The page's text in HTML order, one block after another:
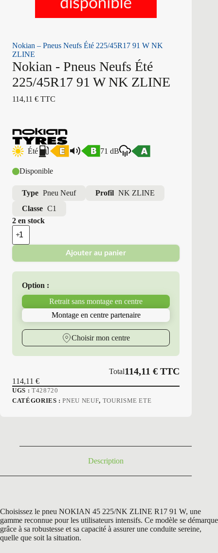
Nokian – Pneus Neufs Été 225/45R17 91 W NK
ZLINE
Nokian - Pneus Neufs Été
225/45R17 91 W NK ZLINE
114,11 € TTC
Été 71 dB
Disponible
Type Pneu Neuf Profil NK ZLINE
Classe C1
2 en stock
quantité
de
Nokian
Pneus
Neufs
225/45R17
NK
ZLINE
Ajouter au panier
Option :
Retrait sans montage en centre
Montage en centre partenaire
Choisir mon centre
Total114,11€ TTC
114,11 €
UGS : T428720
CATÉGORIES :PNEU NEUF, TOURISME ETE
Description
Choisissez le pneu NOKIAN 45 225/NK ZLINE R17 91 W, une
gamme reconnue pour les utilisateurs intensifs. Ce modèle se démarque
grâce à sa robustesse et sa capacité à assurer une conduite sereine,
quelle que soit la situation.